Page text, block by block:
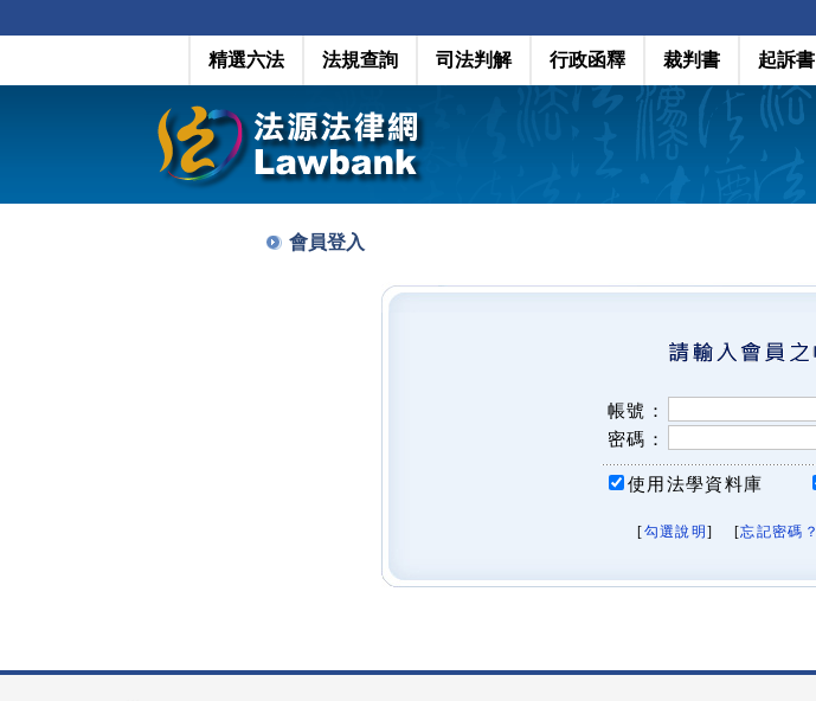
精選六法 法規查詢 司法判解 行政函釋 裁判書 起訴書
會員登入
帳號：
密碼：
使用法學資料庫
[勾選說明 ] [忘記密碼？